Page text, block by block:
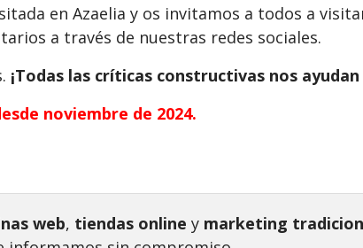
en Azaelia y os invitamos a todos a
a través de nuestras redes sociales.
¡Todas las críticas constructivas nos
noviembre de 2024.
web, tiendas online y marketing